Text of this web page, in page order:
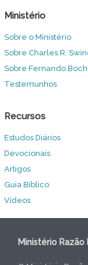
Ministério
Sobre o Ministério
Sobre Charles R.
Sobre Fernando
Testemunhos
Recursos
Estudos Diários
Devocionais
Artigos
Guia Bíblico
Vídeos
Ministério Razão